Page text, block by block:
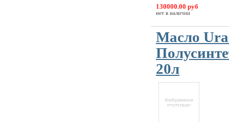
130000.00 руб
нет в наличии
Масло
20л